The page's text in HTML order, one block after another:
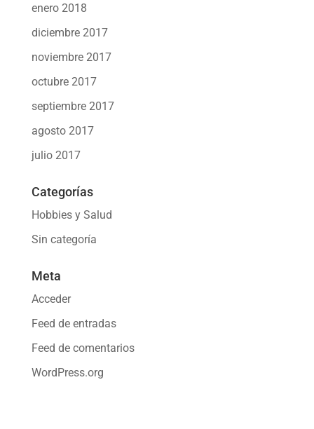
enero 2018
diciembre 2017
noviembre 2017
octubre 2017
septiembre 2017
agosto 2017
julio 2017
Categorías
Hobbies y Salud
Sin categoría
Meta
Acceder
Feed de entradas
Feed de comentarios
WordPress.org